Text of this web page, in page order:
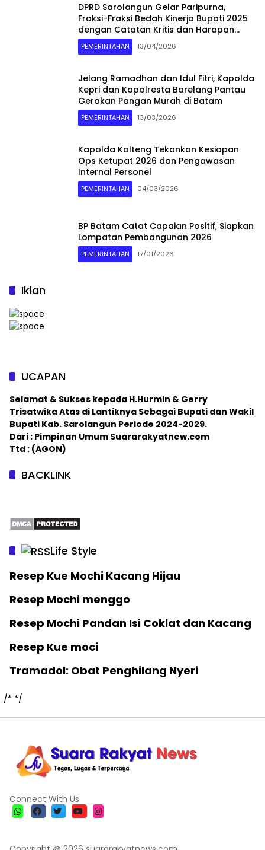
DPRD Sarolangun Gelar Paripurna,
Fraksi-Fraksi Bedah Kinerja Bupati 2025
dengan Catatan Kritis dan Harapan
Baru
PEMERINTAHAN 13/04/2026
Jelang Ramadhan dan Idul Fitri, Kapolda
Kepri dan Kapolresta Barelang Pantau
Gerakan Pangan Murah di Batam
PEMERINTAHAN 13/03/2026
Kapolda Kalteng Tekankan Kesiapan
Ops Ketupat 2026 dan Pengawasan
Internal Personel
PEMERINTAHAN 04/03/2026
BP Batam Catat Capaian Positif, Siapkan
Lompatan Pembangunan 2026
PEMERINTAHAN 17/01/2026
Iklan
UCAPAN
Selamat & Sukses kepada H.Hurmin & Gerry
Trisatwika Atas di Lantiknya Sebagai Bupati dan Wakil
Bupati Kab. Sarolangun Periode 2024-2029.
Dari : Pimpinan Umum Suararakyatnew.com
Ttd : (AGON)
BACKLINK
Life Style
Resep Kue Mochi Kacang Hijau
Resep Mochi menggo
Resep Mochi Pandan Isi Coklat dan Kacang
Resep Kue moci
Tramadol: Obat Penghilang Nyeri
/* */
Connect With Us